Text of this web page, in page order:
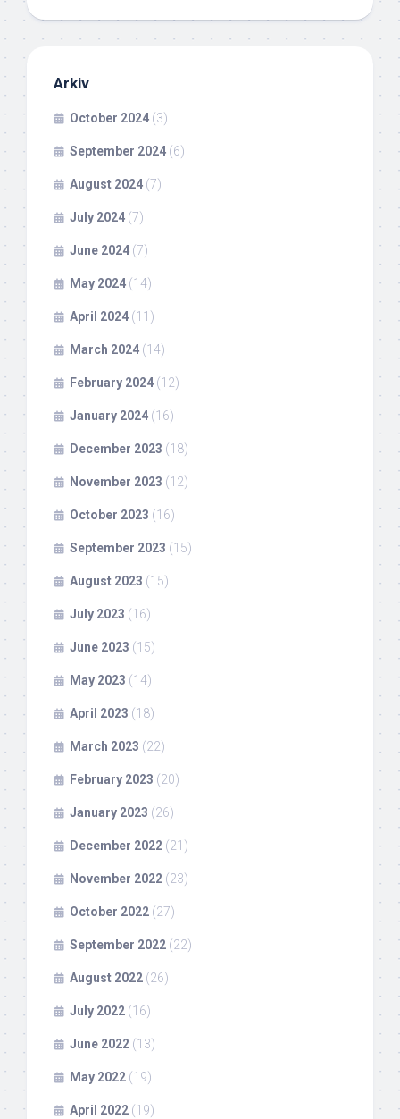
Arkiv
October 2024 (3)
September 2024 (6)
August 2024 (7)
July 2024 (7)
June 2024 (7)
May 2024 (14)
April 2024 (11)
March 2024 (14)
February 2024 (12)
January 2024 (16)
December 2023 (18)
November 2023 (12)
October 2023 (16)
September 2023 (15)
August 2023 (15)
July 2023 (16)
June 2023 (15)
May 2023 (14)
April 2023 (18)
March 2023 (22)
February 2023 (20)
January 2023 (26)
December 2022 (21)
November 2022 (23)
October 2022 (27)
September 2022 (22)
August 2022 (26)
July 2022 (16)
June 2022 (13)
May 2022 (19)
April 2022 (19)